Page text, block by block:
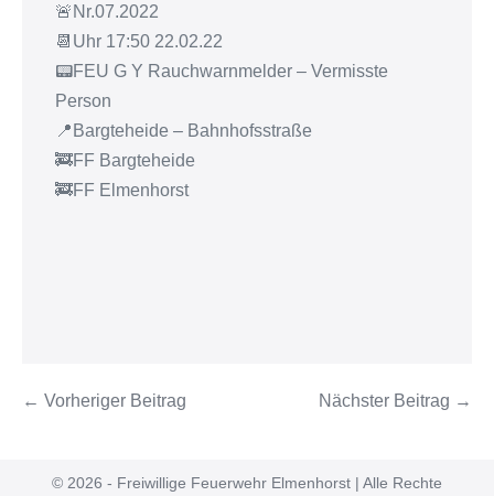
🚨Nr.07.2022
📆Uhr 17:50 22.02.22
📟FEU G Y Rauchwarnmelder – Vermisste
Person
📍Bargteheide – Bahnhofsstraße
🚒FF Bargteheide
🚒FF Elmenhorst
← Vorheriger Beitrag Nächster Beitrag →
© 2026 - Freiwillige Feuerwehr Elmenhorst | Alle Rechte